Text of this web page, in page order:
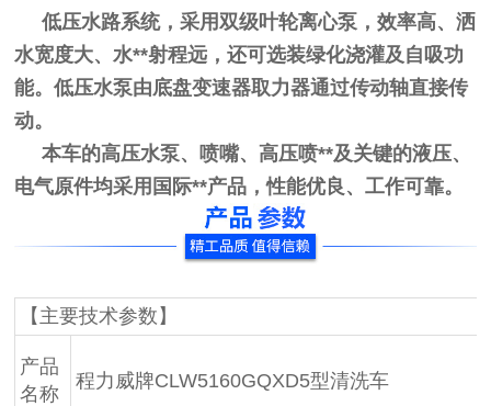
低压水路系统，采用双级叶轮离心泵，效率高、洒
水宽度大、水**射程远，还可选装绿化浇灌及自吸功
能。低压水泵由底盘变速器取力器通过传动轴直接传
动。
本车的高压水泵、喷嘴、高压喷**及关键的液压、
电气原件均采用国际**产品，性能优良、工作可靠。
【主要技术参数】
产品
名称
程力威牌CLW5160GQXD5型清洗车